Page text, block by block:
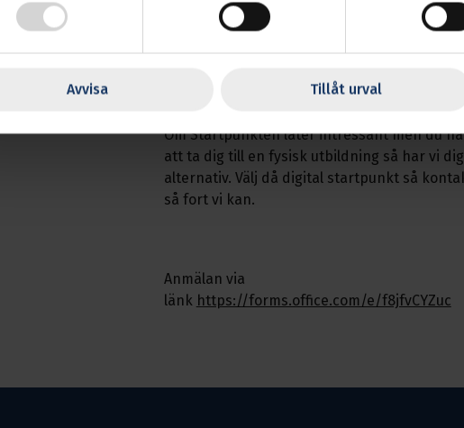
Avvisa Tillåt urval
Frågor hänvisas till studier.88@transport.se
Om Startpunkten låter intressant men du
att ta dig till en fysisk utbildning så har vi
alternativ. Välj då digital startpunkt så
så fort vi kan.
Anmälan via
länk https://forms.office.com/e/f8jfvCYZuc